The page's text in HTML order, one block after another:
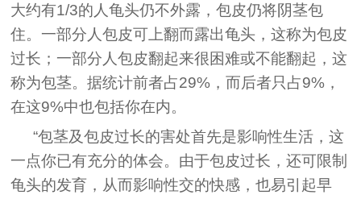
大约有1/3的人龟头仍不外露，包皮仍将阴茎包
住。一部分人包皮可上翻而露出龟头，这称为包皮
过长；一部分人包皮翻起来很困难或不能翻起，这
称为包茎。据统计前者占29%，而后者只占9%，
在这9%中也包括你在内。
“包茎及包皮过长的害处首先是影响性生活，这
一点你已有充分的体会。由于包皮过长，还可限制
龟头的发育，从而影响性交的快感，也易引起早